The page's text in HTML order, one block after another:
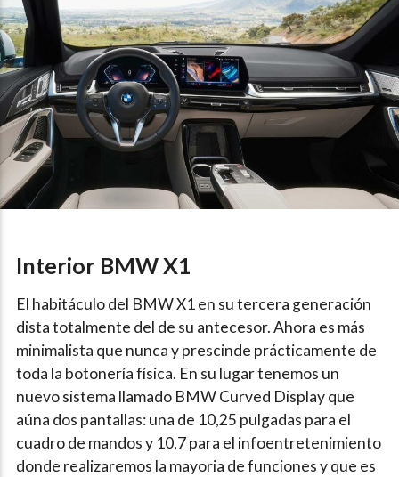
Interior BMW X1
El habitáculo del BMW X1 en su tercera generación
dista totalmente del de su antecesor. Ahora es más
minimalista que nunca y prescinde prácticamente de
toda la botonería física. En su lugar tenemos un
nuevo sistema llamado BMW Curved Display que
aúna dos pantallas: una de 10,25 pulgadas para el
cuadro de mandos y 10,7 para el infoentretenimiento
donde realizaremos la mayoria de funciones y que es